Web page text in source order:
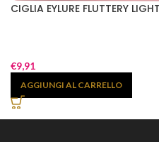
CIGLIA EYLURE FLUTTERY
€9,91
AGGIUNGI AL CARRELLO